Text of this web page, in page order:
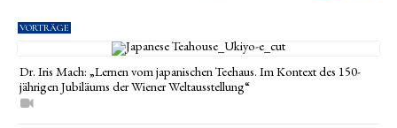
VORTRÄGE
Dr. Iris Mach: „Lernen vom japanischen Teehaus. Im Kontext des 150-
jährigen Jubiläums der Wiener Weltausstellung“